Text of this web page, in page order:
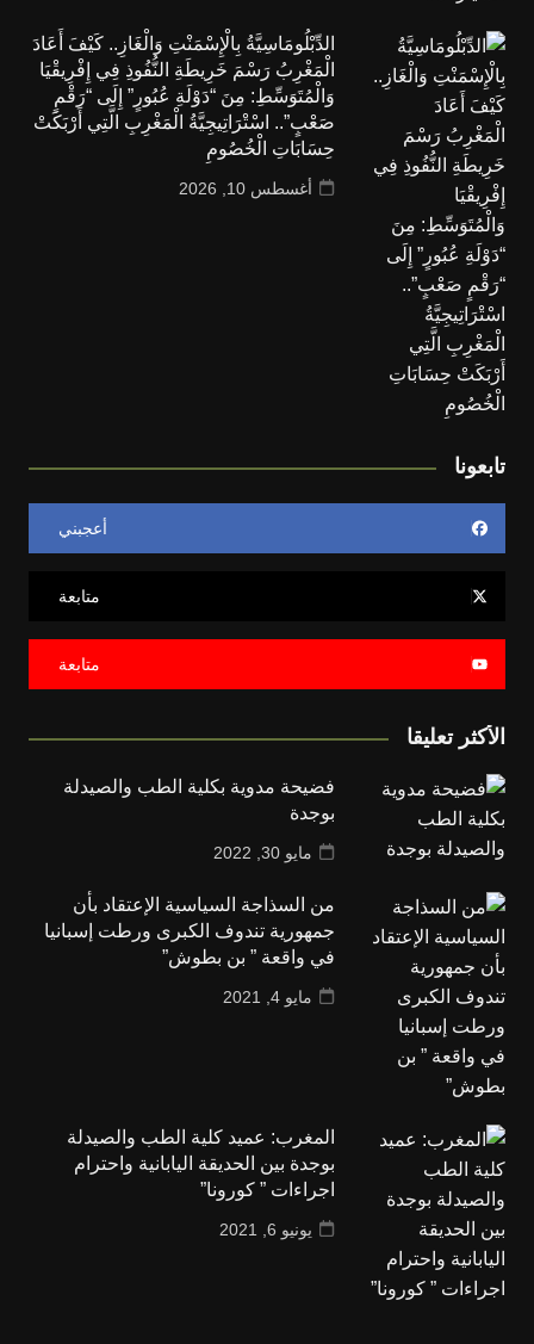
الدِّبْلُومَاسِيَّةُ بِالْإِسْمَنْتِ وَالْغَازِ.. كَيْفَ أَعَادَ
الْمَغْرِبُ رَسْمَ خَرِيطَةِ النُّفُوذِ فِي إِفْرِيقْيَا
وَالْمُتَوَسِّطِ: مِنَ “دَوْلَةِ عُبُورٍ” إِلَى “رَقْمٍ
صَعْبٍ”.. اسْتْرَاتِيجِيَّةُ الْمَغْرِبِ الَّتِي أَرْبَكَتْ
حِسَابَاتِ الْخُصُومِ
أغسطس 10, 2026
تابعونا
أعجبني
متابعة
متابعة
الأكثر تعليقا
فضيحة مدوية بكلية الطب والصيدلة
بوجدة
مايو 30, 2022
من السذاجة السياسية الإعتقاد بأن
جمهورية تندوف الكبرى ورطت إسبانيا
في واقعة ” بن بطوش”
مايو 4, 2021
المغرب: عميد كلية الطب والصيدلة
بوجدة بين الحديقة اليابانية واحترام
اجراءات ” كورونا”
يونيو 6, 2021